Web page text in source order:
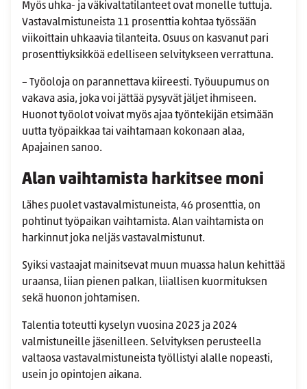
Myös uhka- ja väkivaltatilanteet ovat monelle tuttuja.
Vastavalmistuneista 11 prosenttia kohtaa työssään
viikoittain uhkaavia tilanteita. Osuus on kasvanut pari
prosenttiyksikköä edelliseen selvitykseen verrattuna.
– Työoloja on parannettava kiireesti. Työuupumus on
vakava asia, joka voi jättää pysyvät jäljet ihmiseen.
Huonot työolot voivat myös ajaa työntekijän etsimään
uutta työpaikkaa tai vaihtamaan kokonaan alaa,
Apajainen sanoo.
Alan vaihtamista harkitsee moni
Lähes puolet vastavalmistuneista, 46 prosenttia, on
pohtinut työpaikan vaihtamista. Alan vaihtamista on
harkinnut joka neljäs vastavalmistunut.
Syiksi vastaajat mainitsevat muun muassa halun kehittää
uraansa, liian pienen palkan, liiallisen kuormituksen
sekä huonon johtamisen.
Talentia toteutti kyselyn vuosina 2023 ja 2024
valmistuneille jäsenilleen. Selvityksen perusteella
valtaosa vastavalmistuneista työllistyi alalle nopeasti,
usein jo opintojen aikana.